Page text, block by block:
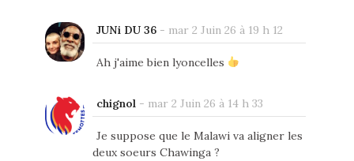
JUNi DU 36- mar 2 Juin 26 à 19 h 12
Ah j'aime bien lyoncelles
chignol- mar 2 Juin 26 à 14 h 33
Je suppose que le Malawi va aligner les
deux soeurs Chawinga ?